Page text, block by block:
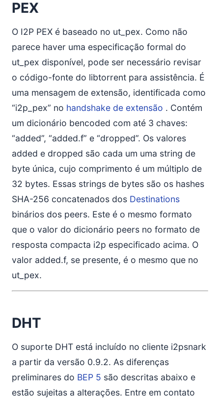
PEX
O I2P PEX é baseado no ut_pex. Como não
parece haver uma especificação formal do
ut_pex disponível, pode ser necessário revisar
o código-fonte do libtorrent para assistência. É
uma mensagem de extensão, identificada como
“i2p_pex” no handshake de extensão . Contém
um dicionário bencoded com até 3 chaves:
“added”, “added.f” e “dropped”. Os valores
added e dropped são cada um uma string de
byte única, cujo comprimento é um múltiplo de
32 bytes. Essas strings de bytes são os hashes
SHA-256 concatenados dos Destinations
binários dos peers. Este é o mesmo formato
que o valor do dicionário peers no formato de
resposta compacta i2p especificado acima. O
valor added.f, se presente, é o mesmo que no
ut_pex.
DHT
O suporte DHT está incluído no cliente i2psnark
a partir da versão 0.9.2. As diferenças
preliminares do BEP 5 são descritas abaixo e
estão sujeitas a alterações. Entre em contato